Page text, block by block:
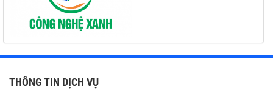
THÔNG TIN DỊCH VỤ